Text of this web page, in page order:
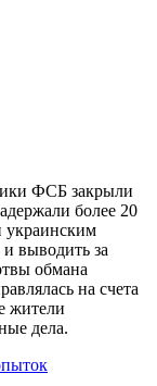
ФСБ закрыли
более 20
украинским
выводить за
обмана
на счета
жители
дела.